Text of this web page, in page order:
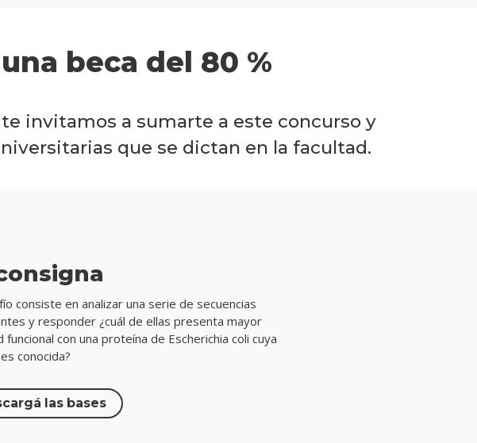
beca del 80 %
te invitamos a sumarte a este concurso y
que se dictan en la facultad.
consiste en analizar una serie de secuencias
y responder ¿cuál de ellas presenta mayor
funcional con una proteína de Escherichia coli cuya
conocida?
las bases